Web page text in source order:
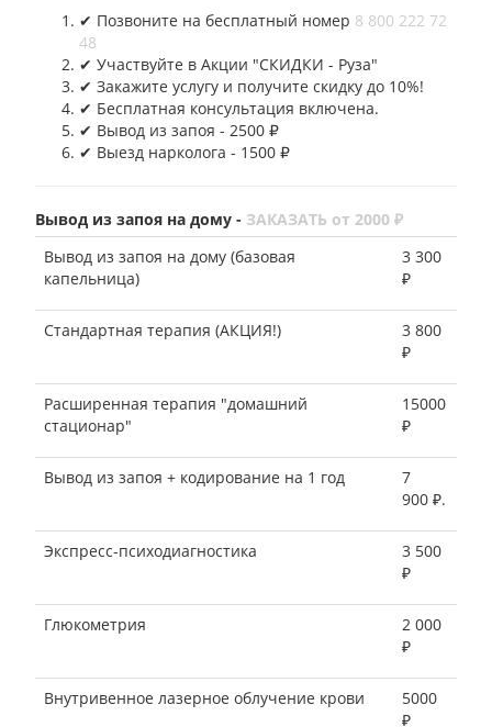
✔︎ Позвоните на бесплатный номер 8 800 222 72
48
✔︎ Участвуйте в Акции "СКИДКИ - Руза"
✔︎ Закажите услугу и получите скидку до 10%!
✔︎ Бесплатная консультация включена.
✔︎ Вывод из запоя - 2500 ₽
✔︎ Выезд нарколога - 1500 ₽
Вывод из запоя на дому - ЗАКАЗАТЬ от 2000 ₽
Вывод из запоя на дому (базовая
капельница)
3 300
₽
Стандартная терапия (АКЦИЯ!)
3 800
₽
Расширенная терапия "домашний
стационар"
15000
₽
Вывод из запоя + кодирование на 1 год
7
900 ₽.
Экспресс-психодиагностика
3 500
₽
Глюкометрия
2 000
₽
Внутривенное лазерное облучение крови
5000
₽